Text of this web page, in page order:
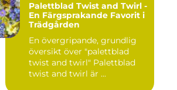
Palettblad Twist and Twirl -
En Färgsprakande Favorit i
Trädgården
En övergripande, grundlig
översikt över "palettblad
twist and twirl" Palettblad
twist and twirl är ...